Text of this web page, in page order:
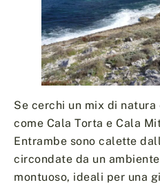
Se cerchi un mix di
come Cala Torta e Cala
Entrambe sono calette
circondate da un
montuoso, ideali per una